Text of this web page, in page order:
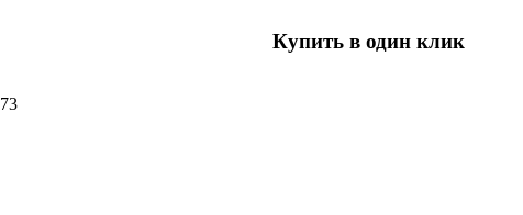
Купить в один клик